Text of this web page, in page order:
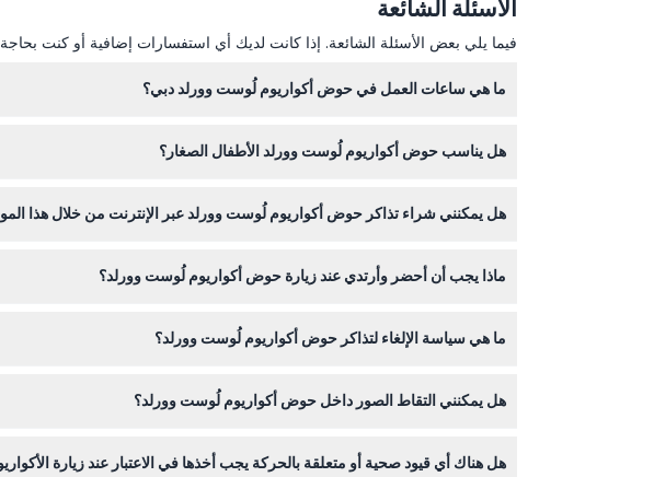
الأسئلة الشائعة
فيما يلي بعض الأسئلة الشائعة. إذا كانت لديك أي استفسارات إضافية أو كنت
ما هي ساعات العمل في حوض أكواريوم لُوست وورلد دبي؟
هل يناسب حوض أكواريوم لُوست وورلد الأطفال الصغار؟
هل يمكنني شراء تذاكر حوض أكواريوم لُوست وورلد عبر الإنترنت من خلال هذا
ماذا يجب أن أحضر وأرتدي عند زيارة حوض أكواريوم لُوست وورلد؟
ما هي سياسة الإلغاء لتذاكر حوض أكواريوم لُوست وورلد؟
هل يمكنني التقاط الصور داخل حوض أكواريوم لُوست وورلد؟
هل هناك أي قيود صحية أو متعلقة بالحركة يجب أخذها في الاعتبار عند زيارة